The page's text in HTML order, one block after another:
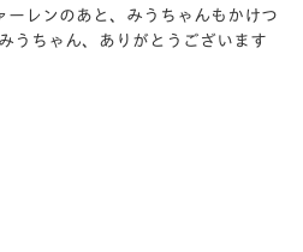
ーレンのあと、みうちゃんもかけつ
うちゃん、ありがとうございます